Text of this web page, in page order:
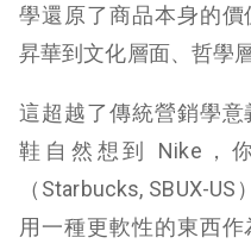
學還原了商品本身的
昇華到文化層面、哲學層
這超越了傳統營銷學
鞋自然想到 Nike，
（Starbucks, SBUX-US
用一種更軟性的東西